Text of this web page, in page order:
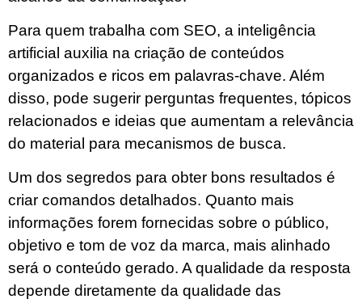
Para quem trabalha com SEO, a inteligência
artificial auxilia na criação de conteúdos
organizados e ricos em palavras-chave. Além
disso, pode sugerir perguntas frequentes, tópicos
relacionados e ideias que aumentam a relevância
do material para mecanismos de busca.
Um dos segredos para obter bons resultados é
criar comandos detalhados. Quanto mais
informações forem fornecidas sobre o público,
objetivo e tom de voz da marca, mais alinhado
será o conteúdo gerado. A qualidade da resposta
depende diretamente da qualidade das